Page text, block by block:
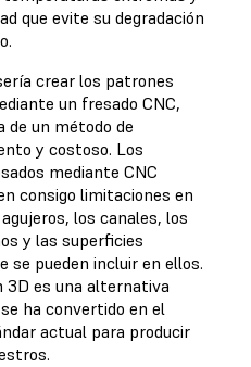
que evite su degradación
crear los patrones
un fresado CNC,
de un método de
y costoso. Los
mediante CNC
consigo limitaciones en
los canales, los
y las superficies
se pueden incluir en ellos.
3D es una alternativa
ha convertido en el
actual para producir